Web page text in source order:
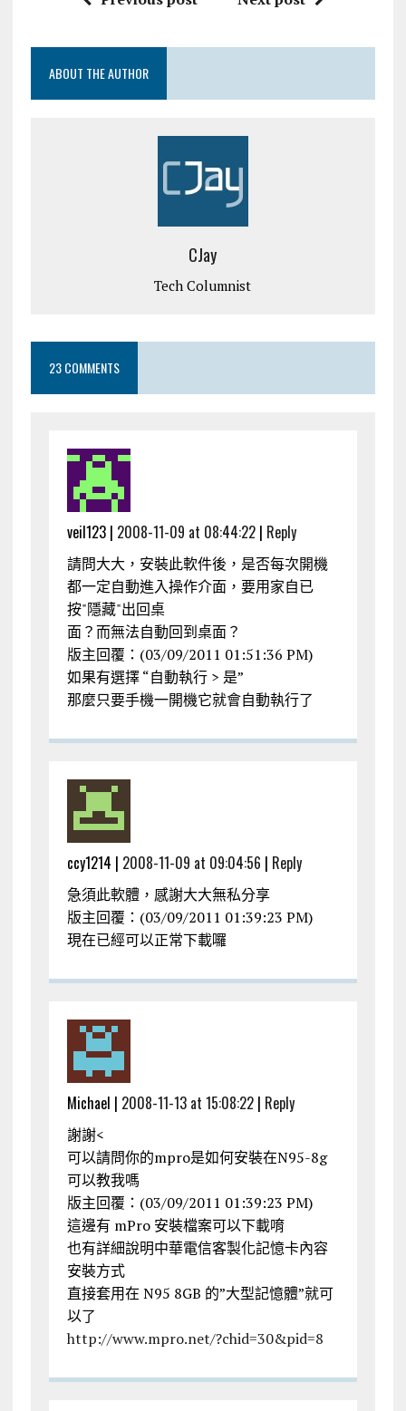
ABOUT THE AUTHOR
CJay
Tech Columnist
23 COMMENTS
veil123 | 2008-11-09 at 08:44:22| Reply
請問大大，安裝此軟件後，是否每次開機
都一定自動進入操作介面，要用家自已
按"隱藏"出回桌
面？而無法自動回到桌面？
版主回覆：(03/09/2011 01:51:36 PM)
如果有選擇 “自動執行 > 是”
那麼只要手機一開機它就會自動執行了
ccy1214 | 2008-11-09 at 09:04:56 | Reply
急須此軟體，感謝大大無私分享
版主回覆：(03/09/2011 01:39:23 PM)
現在已經可以正常下載囉
Michael | 2008-11-13 at 15:08:22| Reply
謝謝<
可以請問你的mpro是如何安裝在N95-8g
可以教我嗎
版主回覆：(03/09/2011 01:39:23 PM)
這邊有 mPro 安裝檔案可以下載唷
也有詳細說明中華電信客製化記憶卡內容
安裝方式
直接套用在 N95 8GB 的”大型記憶體”就可
以了
http://www.mpro.net/?chid=30&pid=8